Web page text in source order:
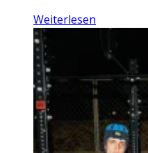
Weiterlesen